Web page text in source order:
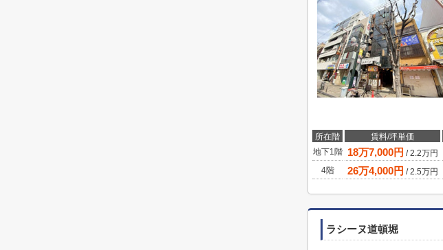
所在階 賃料/坪単価
地下1階
18万7,000円 /2.2万円
4階
26万4,000円 /2.5万円
ラシーヌ道頓堀